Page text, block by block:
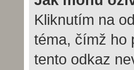
Kliknutím na
téma, čímž ho
tento odkaz